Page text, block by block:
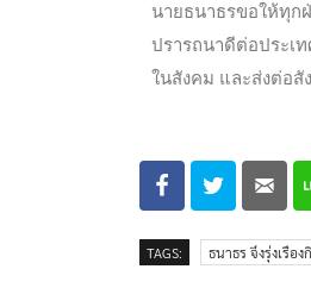
นายธนาธรขอให้ทุก
ปรารถนาดีต่อประเ
ในสังคม และส่งต่อ
TAGS: ธนาธร จึงรุ่งเรือง